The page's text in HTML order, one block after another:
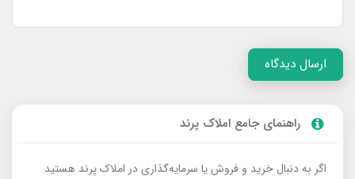
ارسال دیدگاه
راهنمای جامع املاک پرند
اگر به دنبال خرید و فروش یا سرمایه‌گذاری در املاک پرند هستید